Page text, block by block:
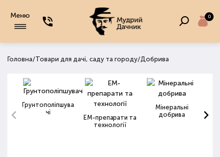
Меню 0
Головна/Товари для дачі, саду та городу/Добрива
Грунтополіпшува
чі
ЕМ-препарати та
технології
Мінеральні
добрива